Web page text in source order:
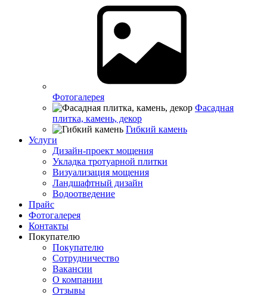
Фотогалерея
Фасадная
плитка, камень, декор
Гибкий камень
Услуги
Дизайн-проект мощения
Укладка тротуарной плитки
Визуализация мощения
Ландшафтный дизайн
Водоотведение
Прайс
Фотогалерея
Контакты
Покупателю
Покупателю
Сотрудничество
Вакансии
О компании
Отзывы